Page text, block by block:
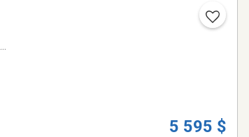
5 595 $